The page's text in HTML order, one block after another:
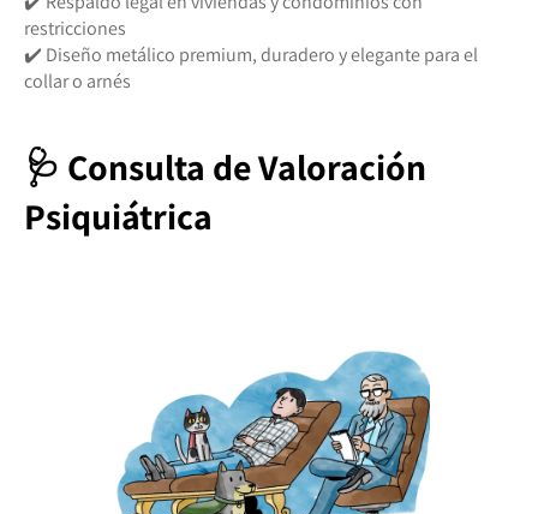
restricciones
✔️ Diseño metálico premium, duradero y elegante para el
collar o arnés
🩺 Consulta de Valoración
Psiquiátrica